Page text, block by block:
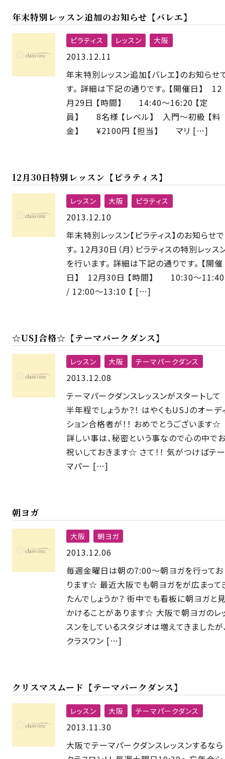
年末特別レッスン追加のお知らせ【バレエ】
ピラティス レッスン 大阪
2013.12.11
年末特別レッスン追加【バレエ】のお知らせ
す。 詳細は下記の通りです。 【開催日】 12
月29日 【時間】 14:40〜16:20 【定
員】 8名様 【レベル】 入門〜初級 【料
金】 ¥2100円 【担当】 マリ […]
12月30日特別レッスン【ピラティス】
レッスン 大阪 ピラティス
2013.12.10
年末特別レッスン【ピラティス】のお知らせで
す。 12月30日（月）ピラティスの特別レッス
を行います。 詳細は下記の通りです。 【開催
日】 12月30日 【時間】 10:30〜11:40
/ 12:00〜13:10 【 […]
☆USJ合格☆【テーマパークダンス】
レッスン 大阪 テーマパークダンス
2013.12.08
テーマパークダンスレッスンがスタートして
半年程でしょうか？！ はやくもUSJのオーデ
ション合格者が！！ おめでとうございます☆
詳しい事は、秘密という事なので心の中で
祝いしておきます☆ さて！！ 気がつけばテー
マパー […]
朝ヨガ
大阪 朝ヨガ
2013.12.06
毎週金曜日は朝の7:00〜朝ヨガを行ってお
ります☆ 最近大阪でも朝ヨガをが広まって
たんでしょうか？ 街中でも看板に朝ヨガと
かけることがあります☆ 大阪で朝ヨガのレ
スンをしているスタジオは増えてきましたが
クラスワン […]
クリスマスムード【テーマパークダンス】
レッスン 大阪 テーマパークダンス
2013.11.30
大阪でテーマパークダンスレッスンするなら